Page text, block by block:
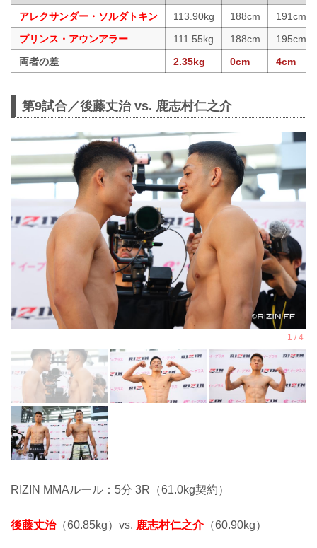
アレクサンダー・ソルダトキン
113.90kg 188cm
191cm
プリンス・アウンアラー
111.55kg 188cm
195cm
両者の差
2.35kg 0cm 4cm
第9試合／後藤丈治 vs. 鹿志村仁之介
RIZIN MMAルール：5分 3R（61.0kg契約）
後藤丈治（60.85kg）vs. 鹿志村仁之介（60.90kg）